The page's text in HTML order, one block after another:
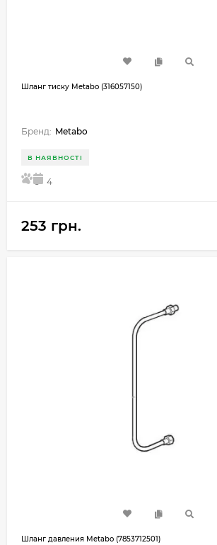
Шланг тиску Metabo (316057150)
Бренд: Metabo
В НАЯВНОСТІ
5 4
253 грн.
Шланг давления Metabo (7853712501)